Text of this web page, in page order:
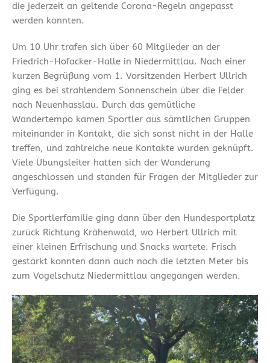
die jederzeit an geltende Corona-Regeln angepasst
werden konnten.
Um 10 Uhr trafen sich über 60 Mitglieder an der
Friedrich-Hofacker-Halle in Niedermittlau. Nach einer
kurzen Begrüßung vom 1. Vorsitzenden Herbert Ullrich
ging es bei strahlendem Sonnenschein über die Felder
nach Neuenhasslau. Durch das gemütliche
Wandertempo kamen Sportler aus sämtlichen Gruppen
miteinander in Kontakt, die sich sonst nicht in der Halle
treffen, und zahlreiche neue Kontakte wurden geknüpft.
Viele Übungsleiter hatten sich der Wanderung
angeschlossen und standen für Fragen der Mitglieder zur
Verfügung.
Die Sportlerfamilie ging dann über den Hundesportplatz
zurück Richtung Krähenwald, wo Herbert Ullrich mit
einer kleinen Erfrischung und Snacks wartete. Frisch
gestärkt konnten dann auch noch die letzten Meter bis
zum Vogelschutz Niedermittlau angegangen werden.